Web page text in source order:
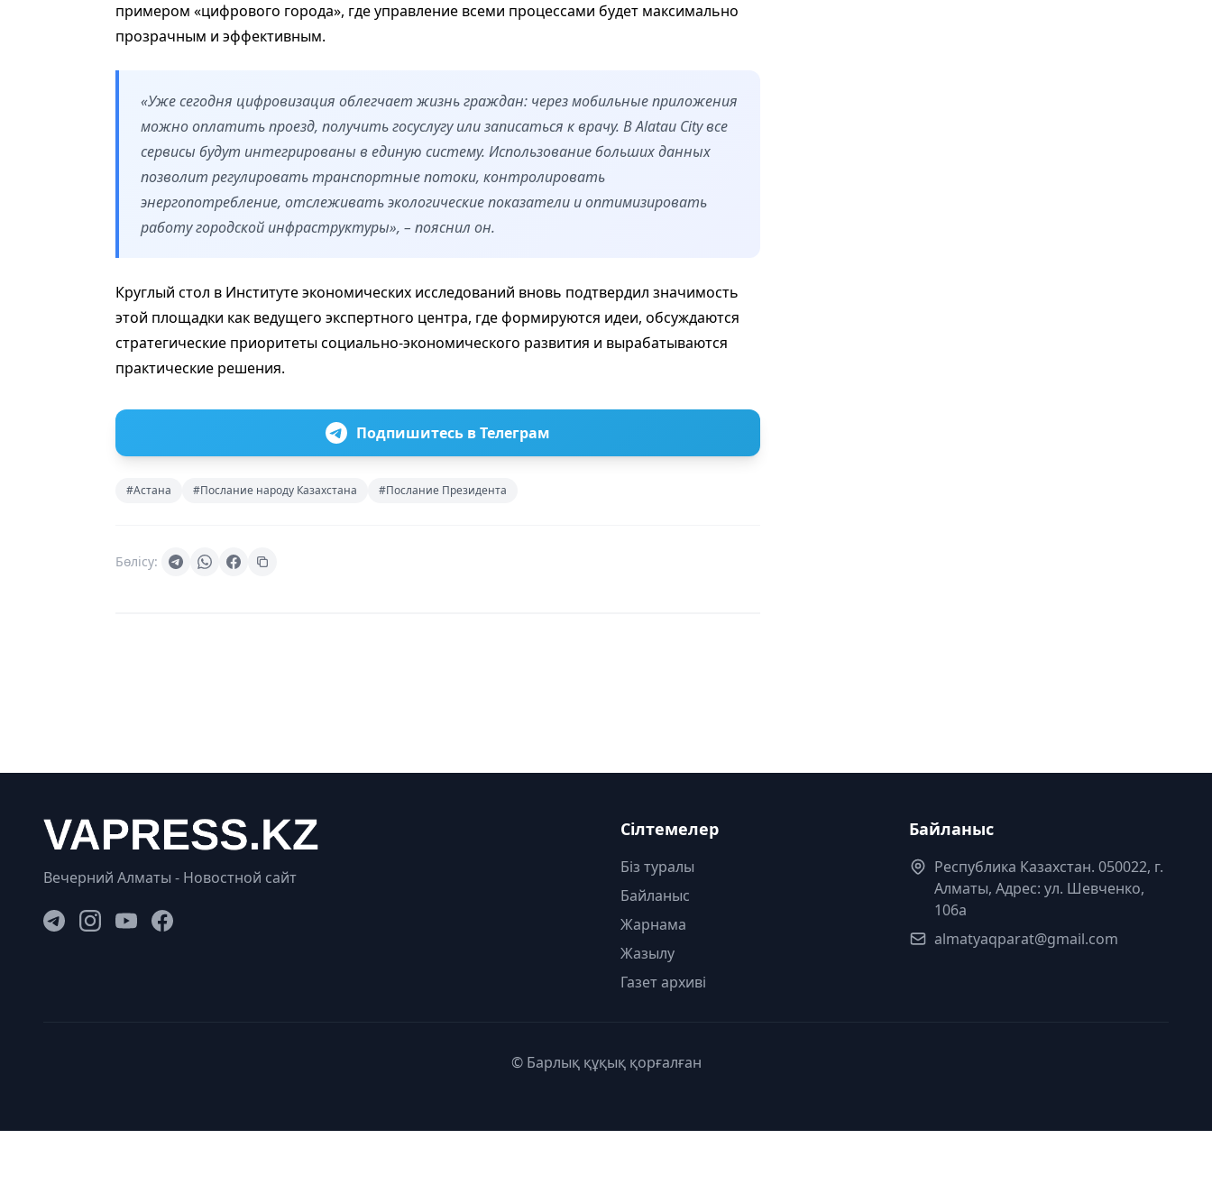
примером «цифрового города», где управление всеми процессами будет максимально
прозрачным и эффективным.
«Уже сегодня цифровизация облегчает жизнь граждан: через мобильные приложения
можно оплатить проезд, получить госуслугу или записаться к врачу. В Alatau City все
сервисы будут интегрированы в единую систему. Использование больших данных
позволит регулировать транспортные потоки, контролировать
энергопотребление, отслеживать экологические показатели и оптимизировать
работу городской инфраструктуры», – пояснил он.
Круглый стол в Институте экономических исследований вновь подтвердил значимость
этой площадки как ведущего экспертного центра, где формируются идеи, обсуждаются
стратегические приоритеты социально-экономического развития и вырабатываются
практические решения.
Подпишитесь в Телеграм
#Астана #Послание народу Казахстана #Послание Президента
Бөлісу:
Вечерний Алматы - Новостной сайт
Сілтемелер
Біз туралы
Байланыс
Жарнама
Жазылу
Газет архиві
Байланыс
Республика Казахстан. 050022, г.
Алматы, Адрес: ул. Шевченко,
106а
almatyaqparat@gmail.com
© Барлық құқық қорғалған